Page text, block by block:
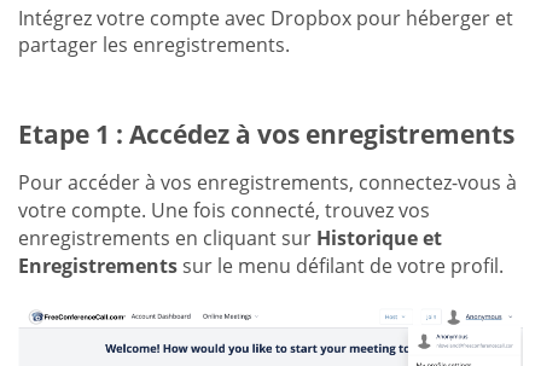
Intégrez votre compte avec Dropbox pour héberger et
partager les enregistrements.
Etape 1 : Accédez à vos enregistrements
Pour accéder à vos enregistrements, connectez-vous à
votre compte. Une fois connecté, trouvez vos
enregistrements en cliquant sur Historique et
Enregistrementssur le menu défilant de votre profil.